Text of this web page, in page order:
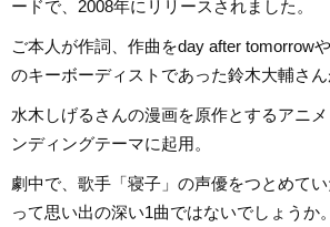
ードで、2008年にリリースされました。
ご本人が作詞、作曲をday after tomorrow
のキーボーディストであった鈴木大輔さん
水木しげるさんの漫画を原作とするアニ
ンディングテーマに起用。
劇中で、歌手「寝子」の声優をつとめて
って思い出の深い1曲ではないでしょうか。